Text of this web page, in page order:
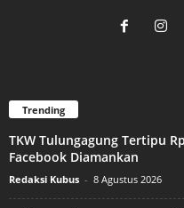
Trending
TKW Tulungagung Tertipu
Facebook Diamankan
Redaksi Kubus - 8 Agustus 2026